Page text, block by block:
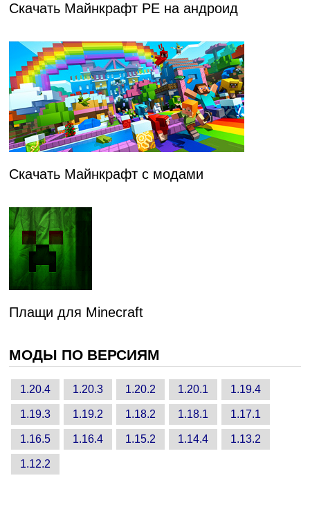
Скачать Майнкрафт PE на андроид
Скачать Майнкрафт с модами
Плащи для Minecraft
МОДЫ ПО ВЕРСИЯМ
1.20.4 1.20.3 1.20.2 1.20.1 1.19.4
1.19.3 1.19.2 1.18.2 1.18.1 1.17.1
1.16.5 1.16.4 1.15.2 1.14.4 1.13.2
1.12.2